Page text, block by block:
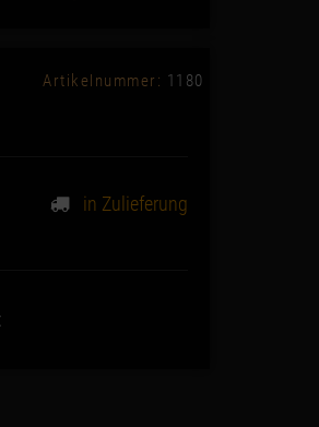
Artikelnummer: 1180
in Zulieferung